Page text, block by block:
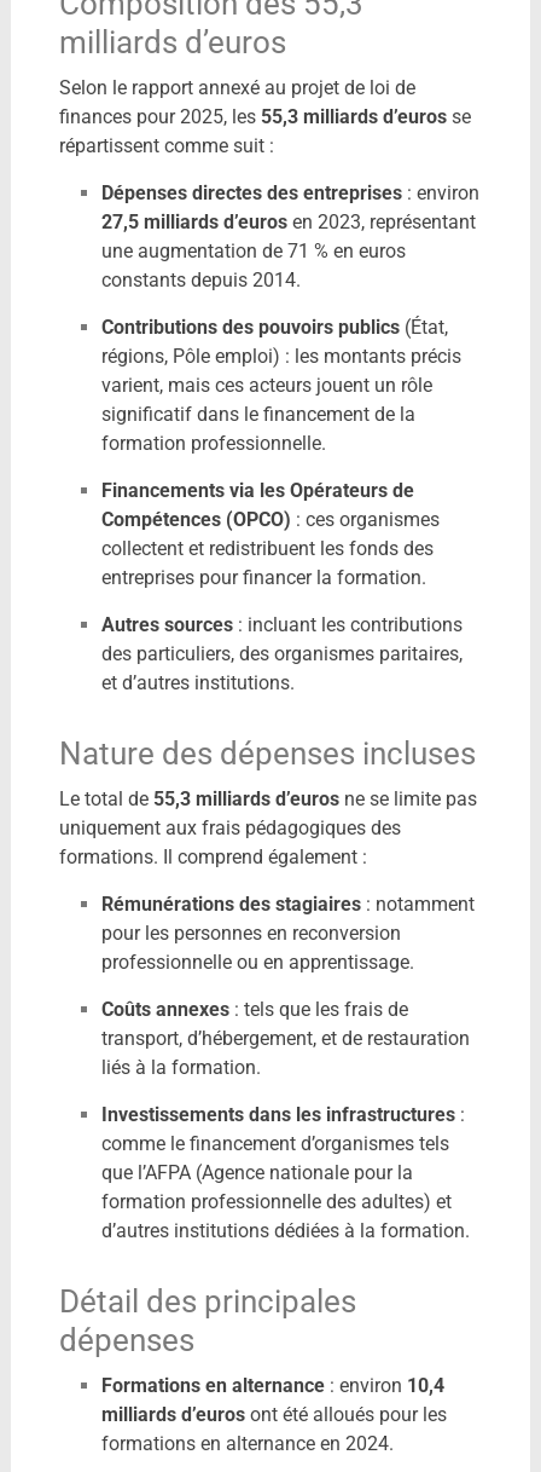
milliards d’euros
Selon le rapport annexé au projet de loi de
finances pour 2025, les 55,3 milliards d’eurosse
répartissent comme suit :
Dépenses directes des entreprises: environ
27,5 milliards d’eurosen 2023, représentant
une augmentation de 71 % en euros
constants depuis 2014.
Contributions des pouvoirs publics(État,
régions, Pôle emploi) : les montants précis
varient, mais ces acteurs jouent un rôle
significatif dans le financement de la
formation professionnelle.
Financements via les Opérateurs de
Compétences (OPCO) : ces organismes
collectent et redistribuent les fonds des
entreprises pour financer la formation.
Autres sources: incluant les contributions
des particuliers, des organismes paritaires,
et d’autres institutions.
Nature des dépenses incluses
Le total de 55,3 milliards d’eurosne se limite pas
uniquement aux frais pédagogiques des
formations. Il comprend également :
Rémunérations des stagiaires: notamment
pour les personnes en reconversion
professionnelle ou en apprentissage.
Coûts annexes: tels que les frais de
transport, d’hébergement, et de restauration
liés à la formation.
Investissements dans les infrastructures:
comme le financement d’organismes tels
que l’AFPA (Agence nationale pour la
formation professionnelle des adultes) et
d’autres institutions dédiées à la formation.
Détail des principales
dépenses
Formations en alternance: environ 10,4
milliards d’eurosont été alloués pour les
formations en alternance en 2024.